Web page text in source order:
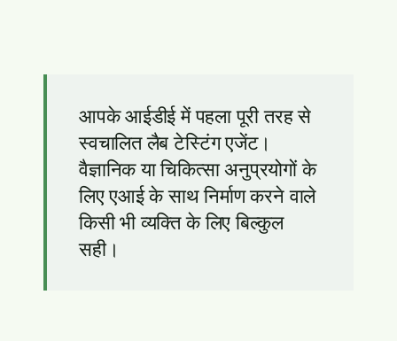
आपके आईडीई में पहला पूरी तरह से
स्वचालित लैब टेस्टिंग एजेंट।
वैज्ञानिक या चिकित्सा अनुप्रयोगों के
लिए एआई के साथ निर्माण करने वाले
किसी भी व्यक्ति के लिए बिल्कुल
सही।